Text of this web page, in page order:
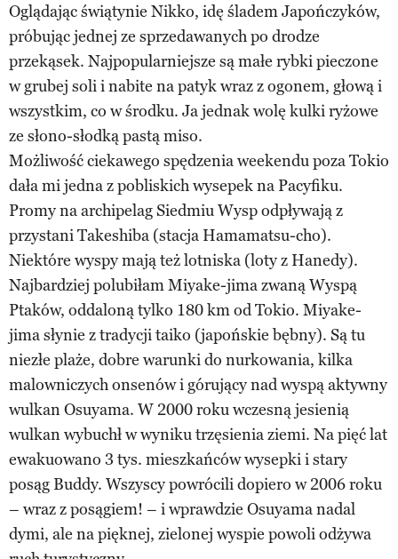
Oglądając świątynie Nikko, idę śladem Japończyków,
próbując jednej ze sprzedawanych po drodze
przekąsek. Najpopularniejsze są małe rybki pieczone
w grubej soli i nabite na patyk wraz z ogonem, głową i
wszystkim, co w środku. Ja jednak wolę kulki ryżowe
ze słono-słodką pastą miso.
Możliwość ciekawego spędzenia weekendu poza Tokio
dała mi jedna z pobliskich wysepek na Pacyfiku.
Promy na archipelag Siedmiu Wysp odpływają z
przystani Takeshiba (stacja Hamamatsu-cho).
Niektóre wyspy mają też lotniska (loty z Hanedy).
Najbardziej polubiłam Miyake-jima zwaną Wyspą
Ptaków, oddaloną tylko 180 km od Tokio. Miyake-
jima słynie z tradycji taiko (japońskie bębny). Są tu
niezłe plaże, dobre warunki do nurkowania, kilka
malowniczych onsenów i górujący nad wyspą aktywny
wulkan Osuyama. W 2000 roku wczesną jesienią
wulkan wybuchł w wyniku trzęsienia ziemi. Na pięć lat
ewakuowano 3 tys. mieszkańców wysepki i stary
posąg Buddy. Wszyscy powrócili dopiero w 2006 roku
– wraz z posągiem! – i wprawdzie Osuyama nadal
dymi, ale na pięknej, zielonej wyspie powoli odżywa